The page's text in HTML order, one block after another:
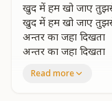
खुद में हम खो जाए
खुद में हम खो जाए
अन्तर का जहा दिखता
अन्तर का जहा दिखता
जिसने तुमहे अपनाया
Read more